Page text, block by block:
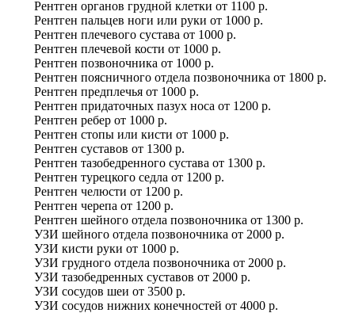
Рентген органов грудной клетки от 1100 р.
Рентген пальцев ноги или руки от 1000 р.
Рентген плечевого сустава от 1000 р.
Рентген плечевой кости от 1000 р.
Рентген позвоночника от 1000 р.
Рентген поясничного отдела позвоночника от 1800 р.
Рентген предплечья от 1000 р.
Рентген придаточных пазух носа от 1200 р.
Рентген ребер от 1000 р.
Рентген стопы или кисти от 1000 р.
Рентген суставов от 1300 р.
Рентген тазобедренного сустава от 1300 р.
Рентген турецкого седла от 1200 р.
Рентген челюсти от 1200 р.
Рентген черепа от 1200 р.
Рентген шейного отдела позвоночника от 1300 р.
УЗИ шейного отдела позвоночника от 2000 р.
УЗИ кисти руки от 1000 р.
УЗИ грудного отдела позвоночника от 2000 р.
УЗИ тазобедренных суставов от 2000 р.
УЗИ сосудов шеи от 3500 р.
УЗИ сосудов нижних конечностей от 4000 р.